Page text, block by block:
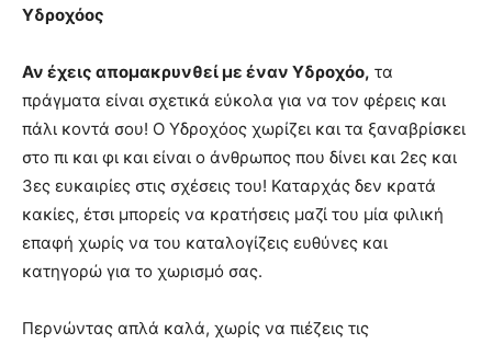
Υδροχόος
Αν έχεις απομακρυνθεί με έναν Υδροχόο, τα
πράγματα είναι σχετικά εύκολα για να τον φέρεις και
πάλι κοντά σου! Ο Υδροχόος χωρίζει και τα ξαναβρίσκει
στο πι και φι και είναι ο άνθρωπος που δίνει και 2ες και
3ες ευκαιρίες στις σχέσεις του! Καταρχάς δεν κρατά
κακίες, έτσι μπορείς να κρατήσεις μαζί του μία φιλική
επαφή χωρίς να του καταλογίζεις ευθύνες και
κατηγορώ για το χωρισμό σας.
Περνώντας απλά καλά, χωρίς να πιέζεις τις